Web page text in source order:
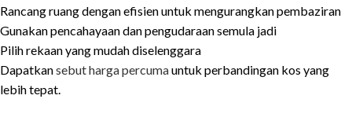
Rancang ruang dengan efisien untuk mengurangkan pembaziran
Gunakan pencahayaan dan pengudaraan semula jadi
Pilih rekaan yang mudah diselenggara
Dapatkansebut harga percumauntuk perbandingan kos yang
lebih tepat.